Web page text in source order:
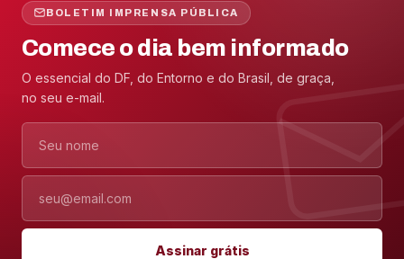
BOLETIM IMPRENSA PÚBLICA
Comece o dia bem informado
O essencial do DF, do Entorno e do Brasil, de graça,
no seu e-mail.
Nome
E-mail
Assinar grátis